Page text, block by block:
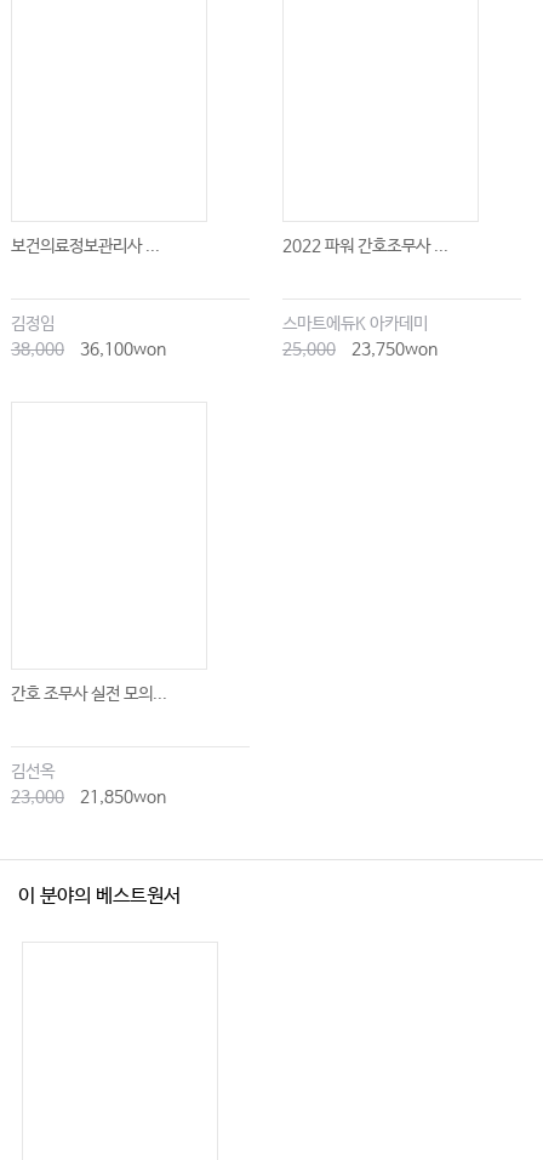
보건의료정보관리사 ...
김정임
38,000
36,100won
2022 파워 간호조무사 ...
스마트에듀K 아카데미
25,000
23,750won
간호 조무사 실전 모의...
김선옥
23,000
21,850won
이 분야의 베스트원서